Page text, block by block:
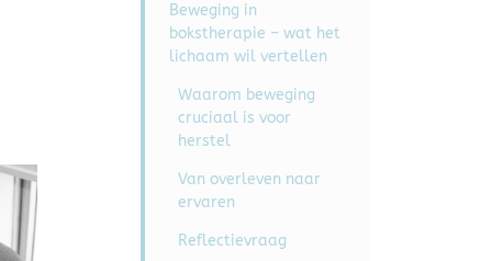
Beweging in
bokstherapie – wat het
lichaam wil vertellen
Waarom beweging
cruciaal is voor
herstel
Van overleven naar
ervaren
Reflectievraag